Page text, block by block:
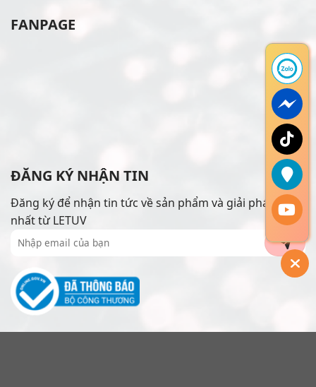
FANPAGE
ĐĂNG KÝ NHẬN TIN
Đăng ký để nhận tin tức về sản phẩm và giải pháp mới
nhất từ LETUV